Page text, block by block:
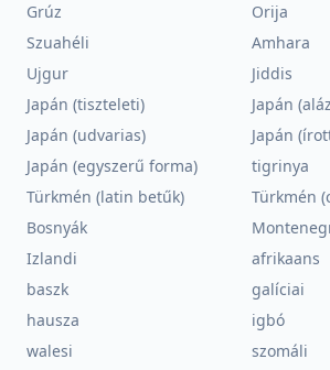
Grúz
Orija
Szuahéli
Amhara
Ujgur
Jiddis
Japán (tiszteleti)
Japán
Japán (udvarias)
Japán
Japán (egyszerű forma)
tigrinya
Türkmén (latin betűk)
Türkmén
Bosnyák
Izlandi
afrikaans
baszk
galíciai
hausza
igbó
walesi
szomáli